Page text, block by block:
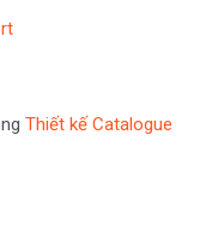
Thiết kế Catalogue